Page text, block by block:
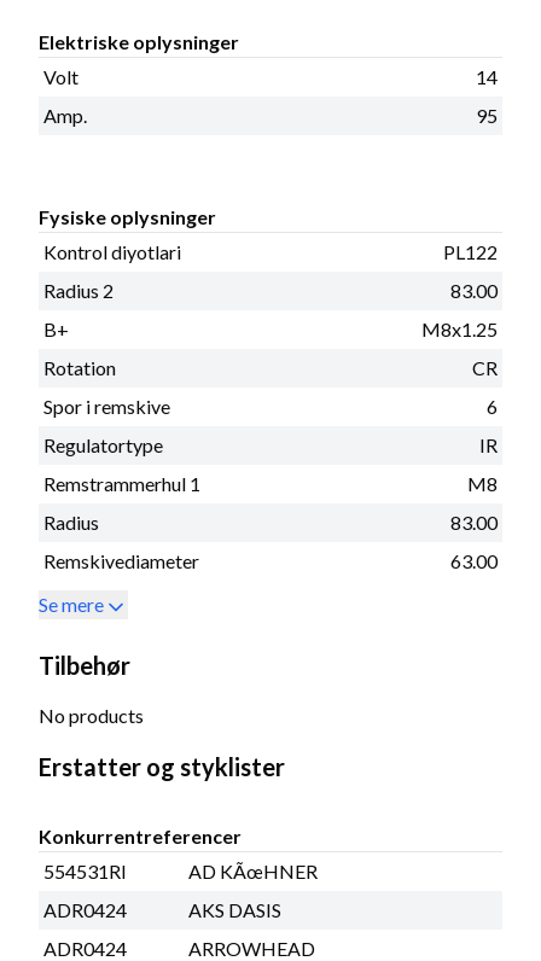
Elektriske oplysninger
Volt
14
Amp.
95
Fysiske oplysninger
Kontrol diyotlari
PL122
Radius 2
83.00
B+
M8x1.25
Rotation
CR
Spor i remskive
6
Regulatortype
IR
Remstrammerhul 1
M8
Radius
83.00
Remskivediameter
63.00
Se mere
Tilbehør
No products
Erstatter og styklister
Konkurrentreferencer
554531RI
AD KÃœHNER
ADR0424
AKS DASIS
ADR0424
ARROWHEAD